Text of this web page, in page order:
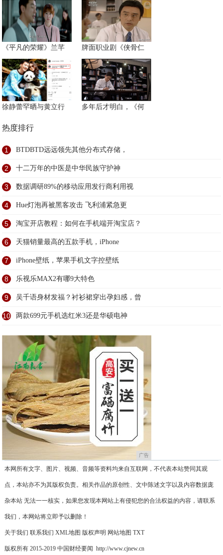
《平凡的荣耀》兰芊 牌面职业剧《侠骨仁
徐静蕾罕晒与黄立行 多年后才明白，《何
热度排行
1 BTDBTD远远领先其他分布式存储，
2 十二万年的中医是中华民族守护神
3 数据调研89%的移动应用发行商利用视
4 Hue灯泡再被黑客攻击 飞利浦紧急更
5 淘宝开店教程：如何在手机端开淘宝店？
6 天猫销量最高的五款手机，iPhone
7 iPhone壁纸，苹果手机文字控壁纸
8 乐视乐MAX2有哪9大特色
9 吴千语身材发福？衬衫裙穿出孕妇感，曾
10 两款699元手机选红米3还是华硕电神
广告
本网所有文字、图片、视频、音频等资料均来自互联网，不代表本站赞同其观
点，本站亦不为其版权负责。相关作品的原创性、文中陈述文字以及内容数据庞
杂本站 无法一一核实，如果您发现本网站上有侵犯您的合法权益的内容，请联系
我们，本网站将立即予以删除！
关于我们 联系我们 XML地图 版权声明 网站地图 TXT
版权所有 2015-2019 中国财经要闻 http://www.cjnew.cn